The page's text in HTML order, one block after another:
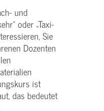
und
oder „Taxi-
Sie
Dozenten
ist
das bedeutet